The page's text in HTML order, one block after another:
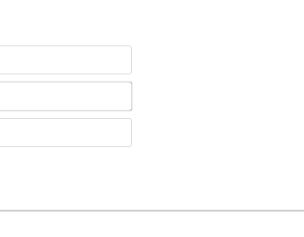
Nome
Email*
Sito